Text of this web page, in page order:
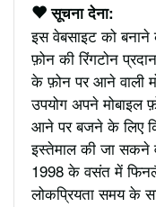
सूचना देना:
इस वेबसाइट को बनाने
फ़ोन की रिंगटोन
के फ़ोन पर आने वाली
उपयोग अपने मोबाइल
आने पर बजने के लिए
इस्तेमाल की जा सकने
1998 के वसंत में
लोकप्रियता समय के